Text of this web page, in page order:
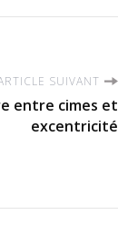
SUIVANT
entre cimes et
excentricité